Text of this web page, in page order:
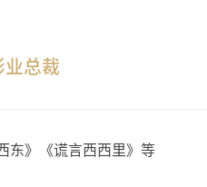
业总裁
东》《谎言西西里》等